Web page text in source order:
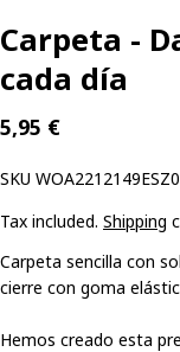
Carpeta -
cada día
Regular
5,95 €
SKU SKU:
WOA2212149ESZ0
Tax included. Shipping
Carpeta sencilla con
cierre con goma
Hemos creado esta